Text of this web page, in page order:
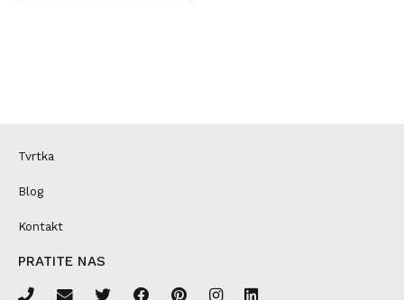
Tvrtka
Blog
Kontakt
PRATITE NAS